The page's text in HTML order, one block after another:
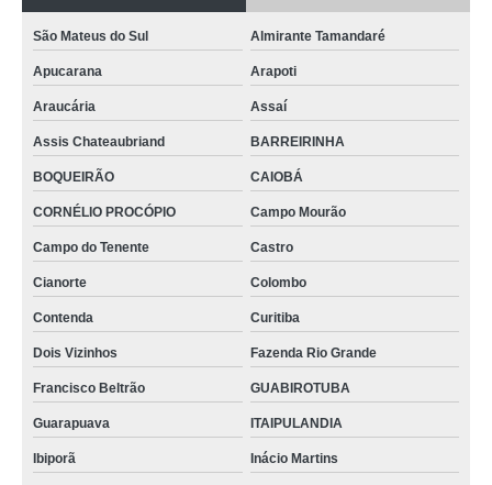
São Mateus do Sul Almirante Tamandaré
Apucarana Arapoti
Araucária Assaí
Assis Chateaubriand BARREIRINHA
BOQUEIRÃO CAIOBÁ
CORNÉLIO PROCÓPIO Campo Mourão
Campo do Tenente Castro
Cianorte Colombo
Contenda Curitiba
Dois Vizinhos Fazenda Rio Grande
Francisco Beltrão GUABIROTUBA
Guarapuava ITAIPULANDIA
Ibiporã Inácio Martins